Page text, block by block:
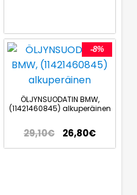
-8%
ÖLJYNSUODATIN BMW,
(11421460845) alkuperäinen
29,10€ 26,80€